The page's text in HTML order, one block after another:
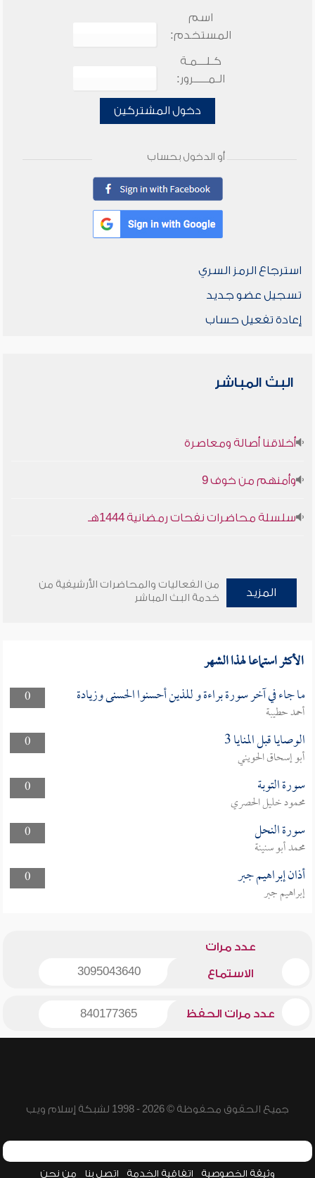
اسم
المستخدم:
كـلـــمـة
الـمـــــرور:
دخول المشتركين
أو الدخول بحساب
استرجاع الرمز السري
تسجيل عضو جديد
إعادة تفعيل حساب
البث المباشر
أخلاقنا أصالة ومعاصرة
وأمنهم من خوف 9
سلسلة محاضرات نفحات رمضانية 1444هـ
المزيد
من الفعاليات والمحاضرات الأرشيفية من
خدمة البث المباشر
الأكثر استماعا لهذا الشهر
0 ما جاء في آخر سورة براءة و للذين أحسنوا الحسنى وزيادة
أحمد حطيبة
0
الوصايا قبل المنايا 3
أبو إسحاق الحويني
0
سورة التوبة
محمود خليل الحصري
0
سورة النحل
محمد أبو سنينة
0
أذان إبراهيم جبر
إبراهيم جبر
عدد مرات
الاستماع 3095043640
عدد مرات الحفظ 840177365
جميع الحقوق محفوظة © 2026 - 1998 لشبكة إسلام ويب
وثيقة الخصوصية اتفاقية الخدمة اتصل بنا من نحن